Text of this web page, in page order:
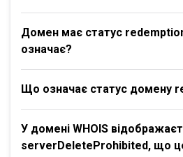
Домен має статус
означає?
Що означає статус домену
У домені WHOIS
serverDeleteProhibited, що